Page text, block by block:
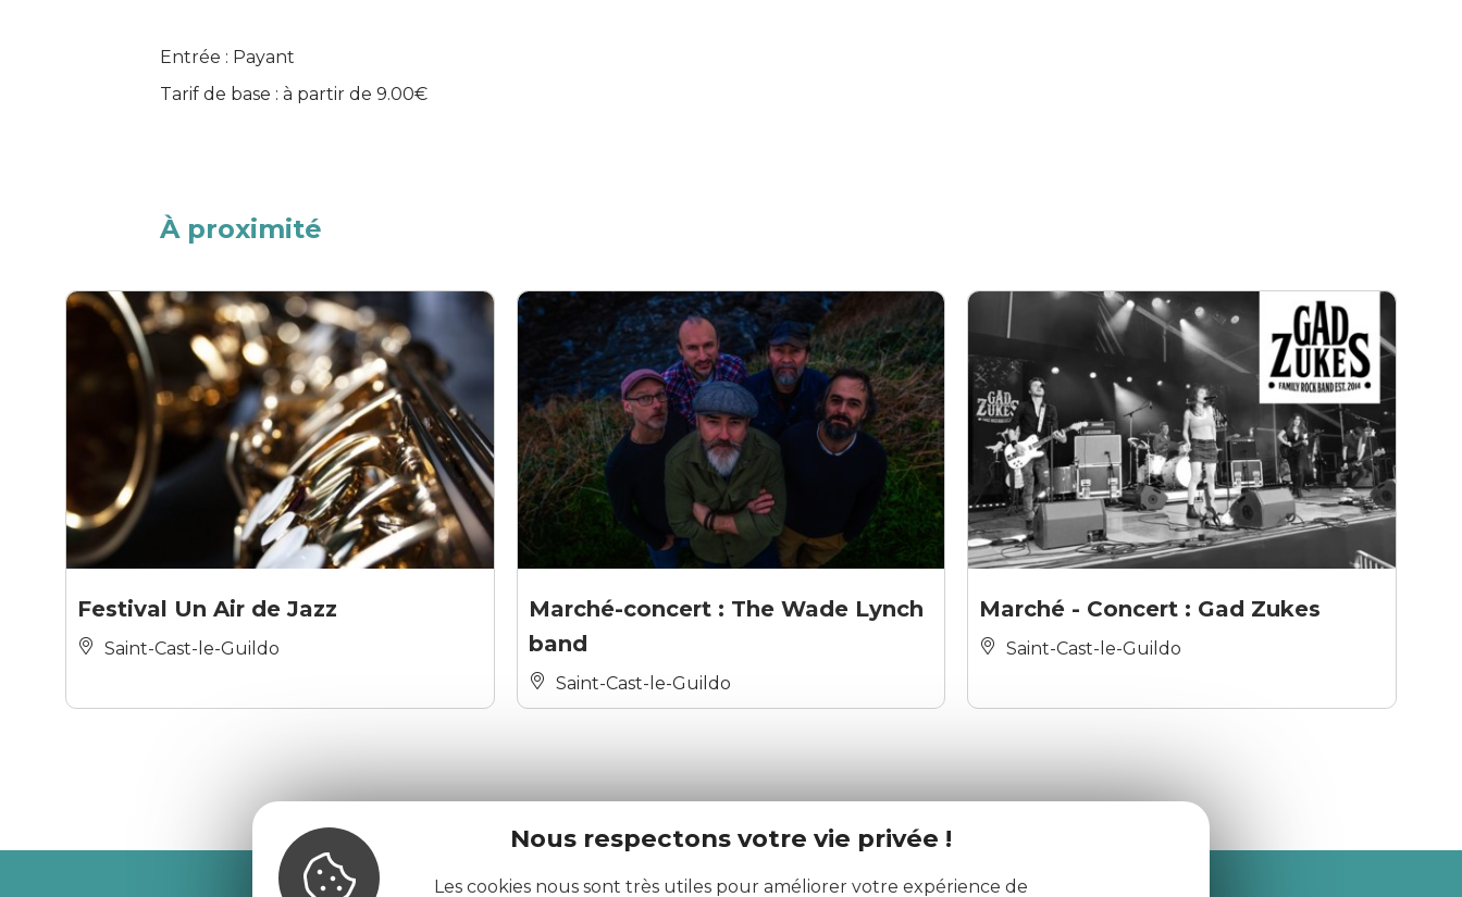
Nous respectons votre vie privée !
Les cookies nous sont très utiles pour améliorer votre expérience de
Entrée : Payant
Tarif de base : à partir de 9.00€
À proximité
Festival Un Air de Jazz
Saint-Cast-le-Guildo
Marché-concert : The Wade Lynch
band
Saint-Cast-le-Guildo
Marché - Concert : Gad Zukes
Saint-Cast-le-Guildo